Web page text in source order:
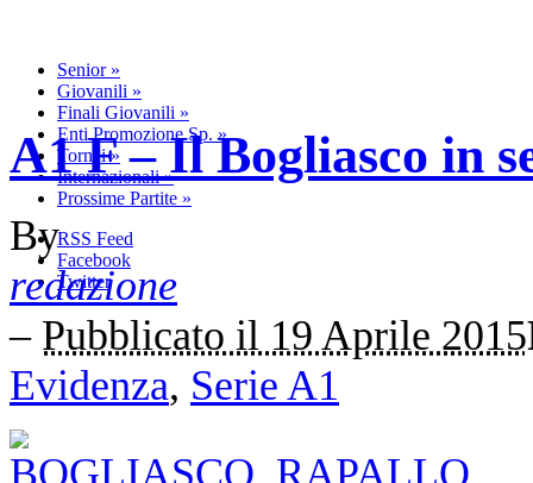
Senior»
Giovanili »
Finali Giovanili »
Enti Promozione Sp. »
Tornei»
Internazionali»
Prossime Partite »
RSS Feed
Facebook
Twitter
A1 F – Il Bogliasco in
By
redazione
– Pubblicato il 19 Aprile 2015
Evidenza, Serie A1